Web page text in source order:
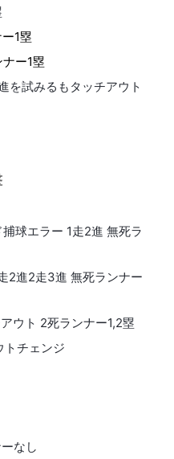
1塁
ー1塁
を試みるもタッチアウト
球エラー 1走2進 無死ラ
2進2走3進 無死ランナー
ウト 2死ランナー1,2塁
トチェンジ
なし